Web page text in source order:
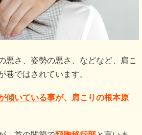
悪さ、姿勢の悪さ、などなど、肩こ
巷ではされています。
傾いている事が、肩こりの根本原